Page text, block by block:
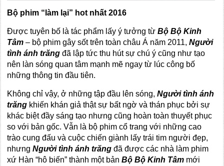
Bộ phim “làm lại” hot nhất 2016
Được tuyên bố là tác phẩm lấy ý tưởng từBộ Bộ Kinh
Tâm – bộ phim gây sốt trên toàn châu Á năm 2011,Người
tình ánh trăng đã lập tức thu hút sự chú ý cũng như tạo
nên làn sóng quan tâm mạnh mẽ ngay từ lúc công bố
những thông tin đầu tiên.
Không chỉ vậy, ở những tập đầu lên sóng,Người tình ánh
trăng khiến khán giả thật sự bất ngờ và thán phục bởi sự
khác biệt đầy sáng tạo nhưng cũng hoàn toàn thuyết phục
so với bản gốc. Vẫn là bộ phim cổ trang với những cao
trào cung đấu và cuộc chiến giành lấy trái tim người đẹp,
nhưngNgười tình ánh trăng đã được các nhà làm phim
xứ Hàn “hô biến” thành một bảnBộ Bộ Kinh Tâm mới